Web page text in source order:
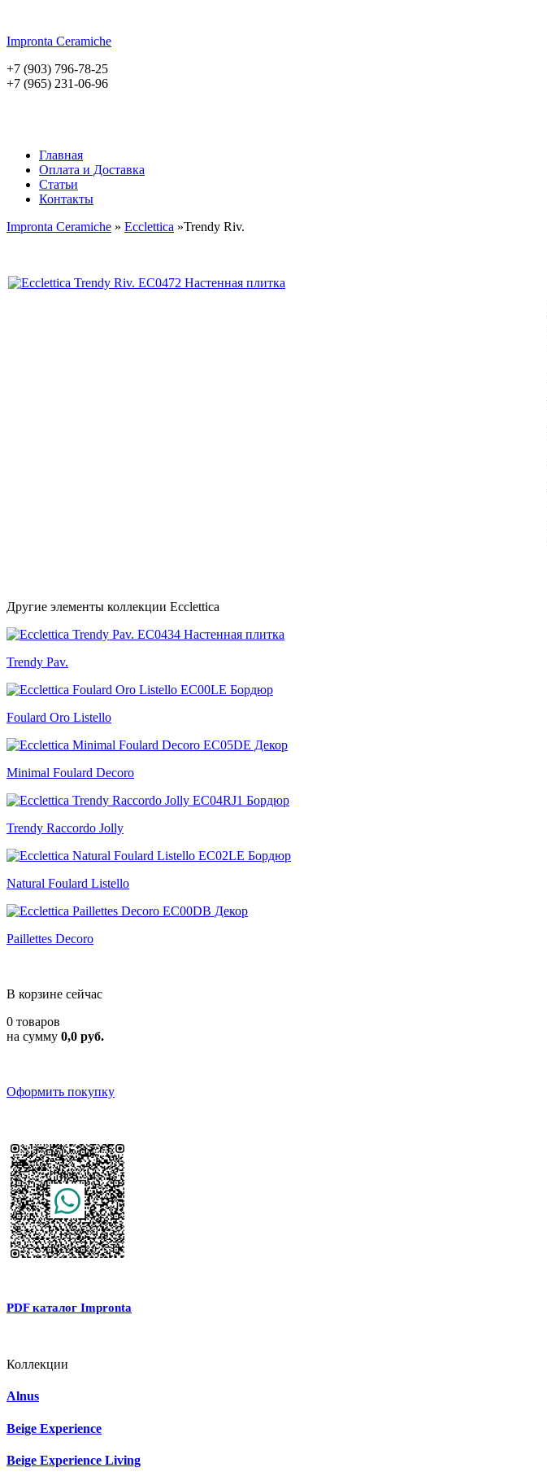
Impronta Ceramiche
+7 (903) 796-78-25
+7 (965) 231-06-96
Главная
Оплата и Доставка
Статьи
Контакты
Impronta Ceramiche » Ecclettica »Trendy Riv.
Другие элементы коллекции Ecclettica
Trendy Pav.
Foulard Oro Listello
Minimal Foulard Decoro
Trendy Raccordo Jolly
Natural Foulard Listello
Paillettes Decoro
В корзине сейчас
0 товаров
на сумму 0,0 руб.
Оформить покупку
PDF каталог Impronta
Коллекции
Alnus
Beige Experience
Beige Experience Living